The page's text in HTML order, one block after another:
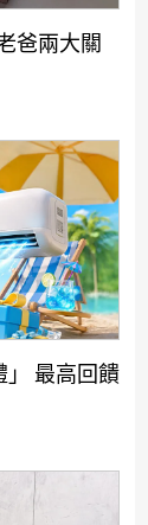
爸兩大關